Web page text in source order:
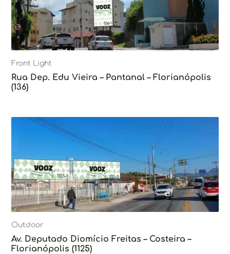
Front Light
Rua Dep. Edu Vieira – Pantanal – Florianópolis
(136)
Outdoor
Av. Deputado Diomício Freitas – Costeira –
Florianópolis (1125)